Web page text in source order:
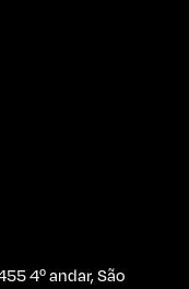
4º andar, São